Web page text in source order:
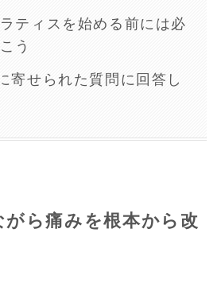
ティスを始める前には必
う
寄せられた質問に回答し
がら痛みを根本から改